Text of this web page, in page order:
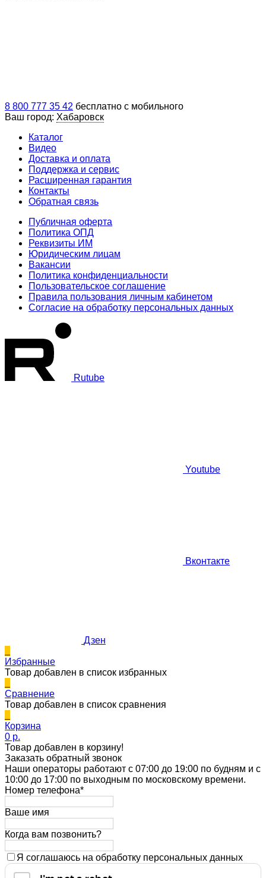
8 800 777 35 42 бесплатно с мобильного
Ваш город: Хабаровск
Каталог
Видео
Доставка и оплата
Поддержка и сервис
Расширенная гарантия
Контакты
Обратная связь
Публичная оферта
Политика ОПД
Реквизиты ИМ
Юридическим лицам
Вакансии
Политика конфиденциальности
Пользовательское соглашение
Правила пользования личным кабинетом
Согласие на обработку персональных данных
Rutube
Youtube
Вконтакте
Дзен
Избранные
Товар добавлен в список избранных
Сравнение
Товар добавлен в список сравнения
Корзина
0 p.
Товар добавлен в корзину!
Заказать обратный звонок
Наши операторы работают с 07:00 до 19:00 по будням и с
10:00 до 17:00 по выходным по московскому времени.
Номер телефона*
Ваше имя
Когда вам позвонить?
Я соглашаюсь на обработку персональных данных